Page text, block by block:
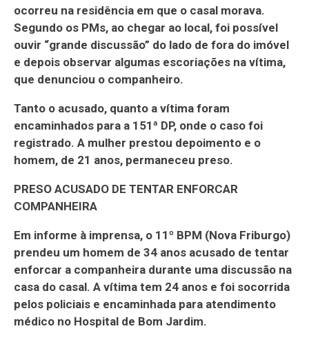
ocorreu na residência em que o casal morava.
Segundo os PMs, ao chegar ao local, foi possível
ouvir “grande discussão” do lado de fora do imóvel
e depois observar algumas escoriações na vítima,
que denunciou o companheiro.
Tanto o acusado, quanto a vítima foram
encaminhados para a 151ª DP, onde o caso foi
registrado. A mulher prestou depoimento e o
homem, de 21 anos, permaneceu preso.
PRESO ACUSADO DE TENTAR ENFORCAR
COMPANHEIRA
Em informe à imprensa, o 11º BPM (Nova Friburgo)
prendeu um homem de 34 anos acusado de tentar
enforcar a companheira durante uma discussão na
casa do casal. A vítima tem 24 anos e foi socorrida
pelos policiais e encaminhada para atendimento
médico no Hospital de Bom Jardim.